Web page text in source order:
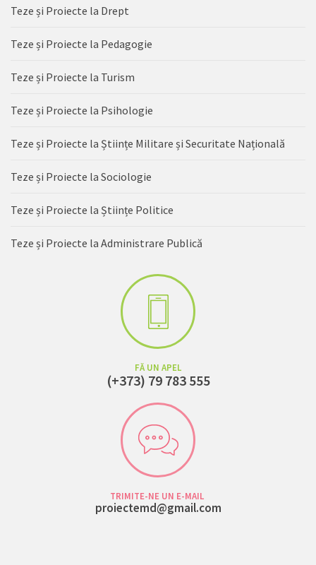
Teze și Proiecte la Drept
Teze și Proiecte la Pedagogie
Teze și Proiecte la Turism
Teze și Proiecte la Psihologie
Teze și Proiecte la Științe Militare și Securitate Națională
Teze și Proiecte la Sociologie
Teze și Proiecte la Științe Politice
Teze și Proiecte la Administrare Publică
FĂ UN APEL
(+373) 79 783 555
TRIMITE-NE UN E-MAIL
proiectemd@gmail.com